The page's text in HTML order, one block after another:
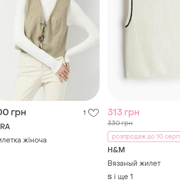
грн 1
жіноча
313 грн
330 грн
розпродаж до 10 серп
H&M
Вязаный жилет
S і ще 1